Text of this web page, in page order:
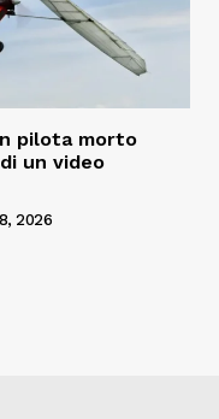
pilota morto
un video
2026